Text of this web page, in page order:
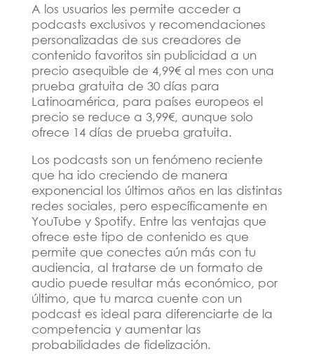
A los usuarios les permite acceder a
podcasts exclusivos y recomendaciones
personalizadas de sus creadores de
contenido favoritos sin publicidad a un
precio asequible de 4,99€ al mes con una
prueba gratuita de 30 días para
Latinoamérica, para países europeos el
precio se reduce a 3,99€, aunque solo
ofrece 14 días de prueba gratuita.
Los podcasts son un fenómeno reciente
que ha ido creciendo de manera
exponencial los últimos años en las distintas
redes sociales, pero específicamente en
YouTube y Spotify. Entre las ventajas que
ofrece este tipo de contenido es que
permite que conectes aún más con tu
audiencia, al tratarse de un formato de
audio puede resultar más económico, por
último, que tu marca cuente con un
podcast es ideal para diferenciarte de la
competencia y aumentar las
probabilidades de fidelización.